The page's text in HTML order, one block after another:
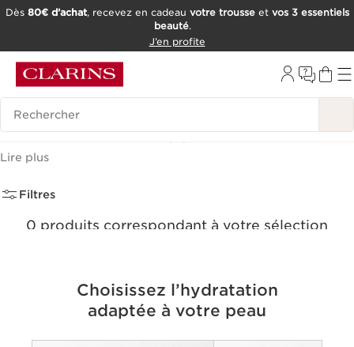
OUTIL D'ACCESSIBILITÉ
Dès 80€ d’achat, recevez en cadeau votre trousseet vos 3 essentiels
beauté.
J’en profite
Historique des recherches
Crèmes de Jour (0)
Lire plus
Filtres
0 produits correspondant à votre sélection
Choisissez l’hydratation
adaptée à votre peau